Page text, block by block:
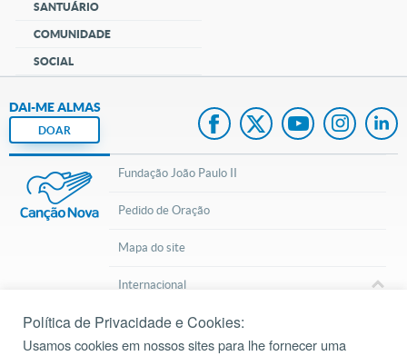
SANTUÁRIO
COMUNIDADE
SOCIAL
DAI-ME ALMAS
DOAR
Fundação João Paulo II
Pedido de Oração
Mapa do site
Internacional
cancaonova.com © 2002 – 2026Todos os direitos reservados.
Política de Privacidade e Cookies:
Usamos cookies em nossos sites para lhe fornecer uma